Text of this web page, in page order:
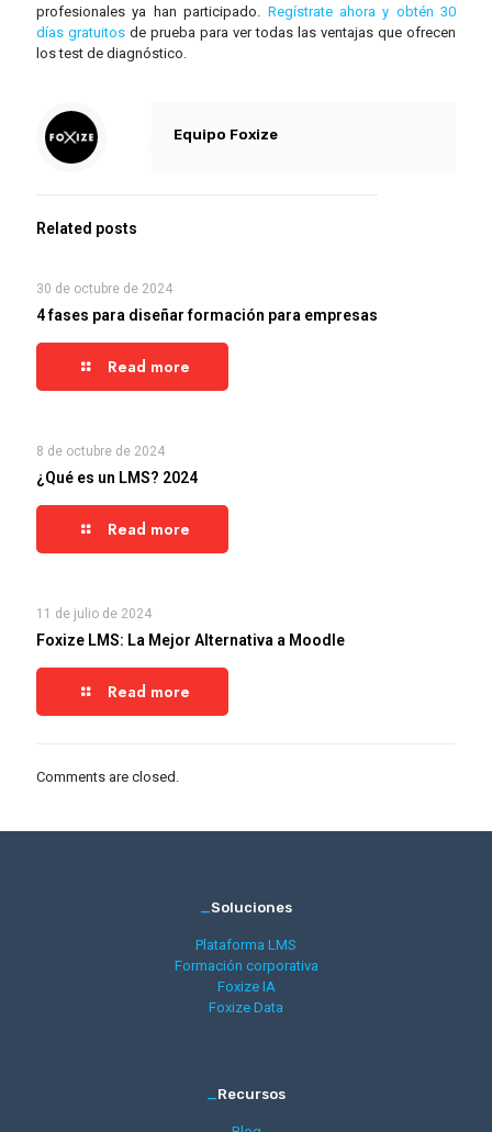
profesionales ya han participado. Regístrate ahora y obtén 30
días gratuitos de prueba para ver todas las ventajas que ofrecen
los test de diagnóstico.
Equipo Foxize
Related posts
30 de octubre de 2024
4 fases para diseñar formación para empresas
Read more
8 de octubre de 2024
¿Qué es un LMS? 2024
Read more
11 de julio de 2024
Foxize LMS: La Mejor Alternativa a Moodle
Read more
Comments are closed.
_Soluciones
Plataforma LMS
Formación corporativa
Foxize IA
Foxize Data
_Recursos